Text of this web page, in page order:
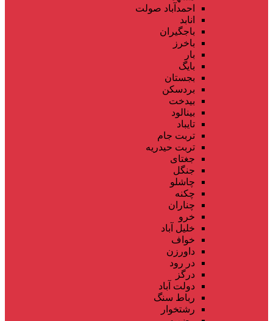
احمدآباد صولت
انابد
باجگیران
باخرز
بار
بایگ
بجستان
بردسکن
بیدخت
بینالود
تایباد
تربت جام
تربت حیدریه
جغتای
جنگل
چاشلو
چکنه
چناران
خرو
خلیل آباد
خواف
داورزن
در رود
درگز
دولت آباد
رباط سنگ
رشتخوار